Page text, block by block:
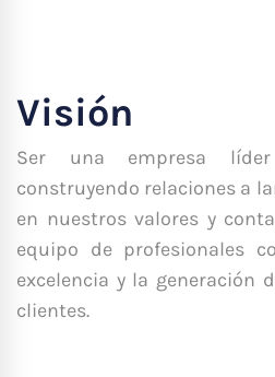
Visión
Ser una empresa líder
construyendo relaciones a
en nuestros valores y
equipo de profesionales
excelencia y la generación
clientes.